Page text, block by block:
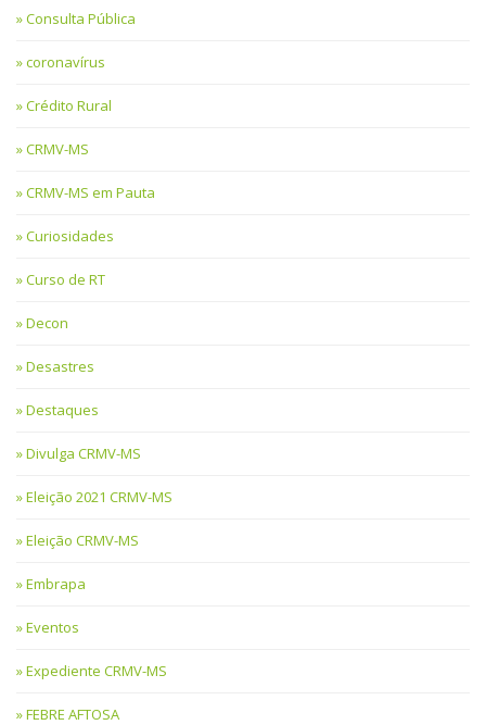
Consulta Pública
coronavírus
Crédito Rural
CRMV-MS
CRMV-MS em Pauta
Curiosidades
Curso de RT
Decon
Desastres
Destaques
Divulga CRMV-MS
Eleição 2021 CRMV-MS
Eleição CRMV-MS
Embrapa
Eventos
Expediente CRMV-MS
FEBRE AFTOSA